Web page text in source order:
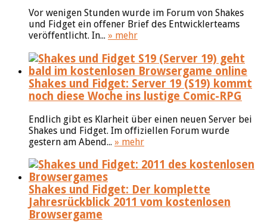
Vor wenigen Stunden wurde im Forum von Shakes
und Fidget ein offener Brief des Entwicklerteams
veröffentlicht. In... » mehr
Shakes und Fidget: Server 19 (S19) kommt
noch diese Woche ins lustige Comic-RPG
Endlich gibt es Klarheit über einen neuen Server bei
Shakes und Fidget. Im offiziellen Forum wurde
gestern am Abend... » mehr
Shakes und Fidget: Der komplette
Jahresrückblick 2011 vom kostenlosen
Browsergame